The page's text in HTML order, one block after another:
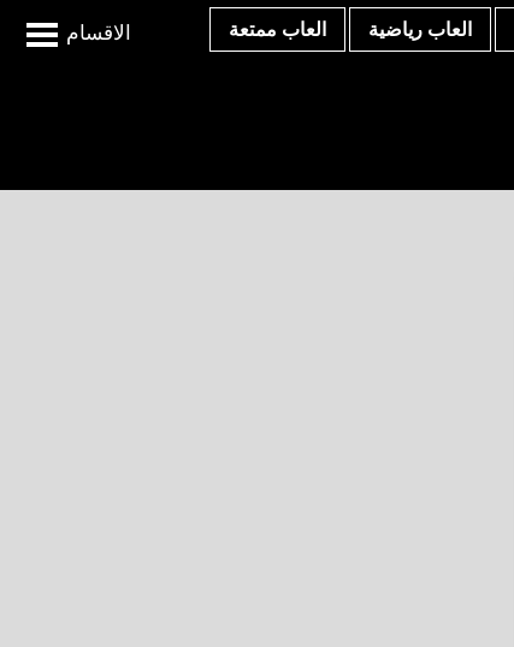
الاقسام العاب رياضية العاب ممتعة